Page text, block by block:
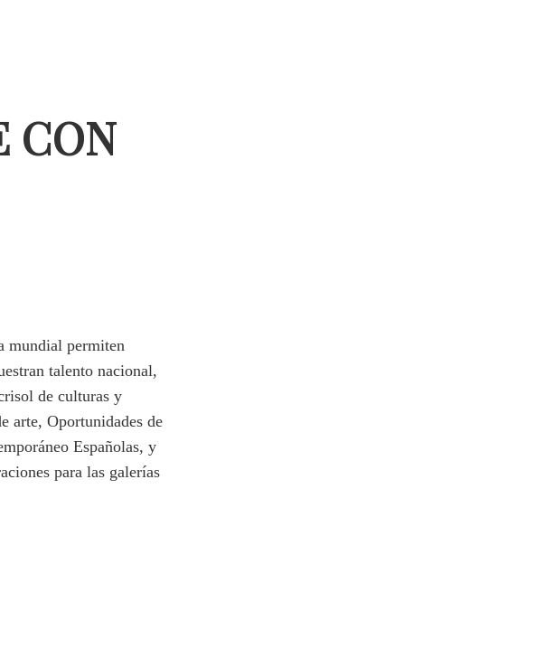
CON
mundial permiten
talento nacional,
de culturas y
arte, Oportunidades de
Españolas, y
para las galerías